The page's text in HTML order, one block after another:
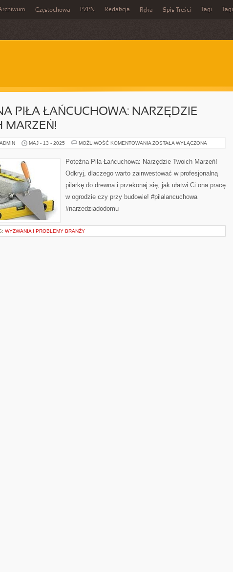
Częstochowa PZPN Redakcja Ręka Spis Treści Tagi Tagi
PIŁA ŁAŃCUCHOWA: NARZĘDZIE
MARZEŃ!
MAJ - 13 - 2025 MOŻLIWOŚĆ KOMENTOWANIA POTĘŻNA
NARZĘDZIE
TWOICH
ZOSTAŁA WYŁĄCZONA
Potężna Piła Łańcuchowa: Narzędzie Twoich Marzeń!
Odkryj, dlaczego warto zainwestować w profesjonalną
pilarkę do drewna i przekonaj się, jak ułatwi Ci ona pracę
w ogrodzie czy przy budowie! #pilalancuchowa
#narzedziadodomu
WYZWANIA I PROBLEMY BRANŻY